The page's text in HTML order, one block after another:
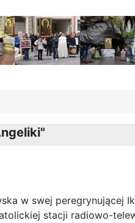
w swej peregrynującej
stacji radiowo-